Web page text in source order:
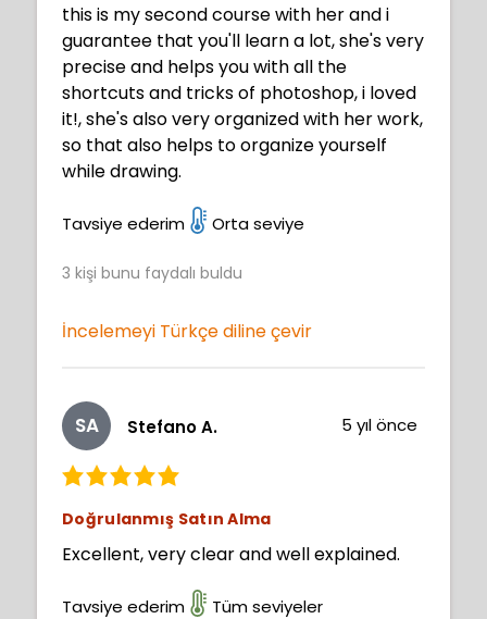
this is my second course with her and i
guarantee that you'll learn a lot, she's very
precise and helps you with all the
shortcuts and tricks of photoshop, i loved
it!, she's also very organized with her work,
so that also helps to organize yourself
while drawing.
Tavsiye ederim Orta seviye
3 kişi bunu faydalı buldu
İncelemeyi Türkçe diline çevir
SA Stefano A. 5 yıl önce
Doğrulanmış Satın Alma
Excellent, very clear and well explained.
Tavsiye ederim Tüm seviyeler